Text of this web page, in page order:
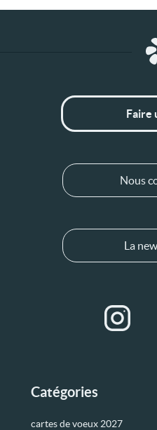
Catégories
cartes de voeux 2027
Faire
Nous
La